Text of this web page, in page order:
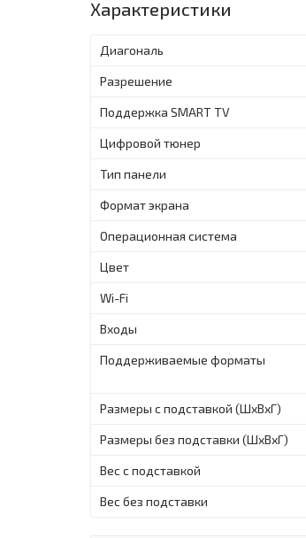
Характеристики
Диагональ
Разрешение
Поддержка SMART TV
Цифровой тюнер
Тип панели
Формат экрана
Операционная система
Цвет
Wi-Fi
Входы
Поддерживаемые форматы
Размеры с подставкой (ШxВxГ)
Размеры без подставки (ШxВxГ)
Вес с подставкой
Вес без подставки